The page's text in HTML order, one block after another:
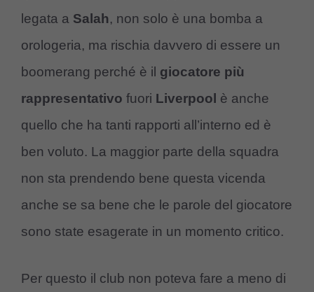
legata a Salah, non solo è una bomba a
orologeria, ma rischia davvero di essere un
boomerang perché è il giocatore più
rappresentativo fuori Liverpool è anche
quello che ha tanti rapporti all’interno ed è
ben voluto. La maggior parte della squadra
non sta prendendo bene questa vicenda
anche se sa bene che le parole del giocatore
sono state esagerate in un momento critico.
Per questo il club non poteva fare a meno di